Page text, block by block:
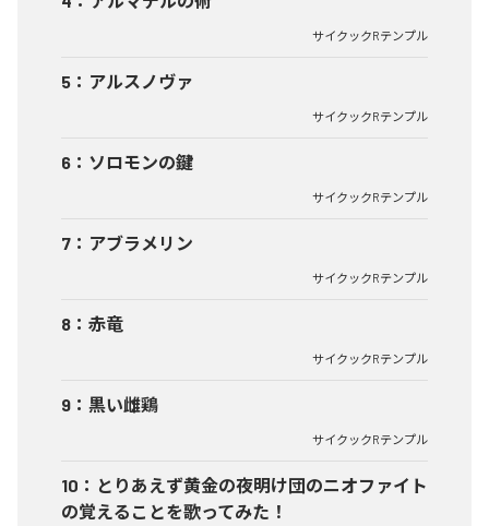
サイクックRテンプル
5 ： アルスノヴァ
サイクックRテンプル
6 ： ソロモンの鍵
サイクックRテンプル
7 ： アブラメリン
サイクックRテンプル
8 ： 赤竜
サイクックRテンプル
9 ： 黒い雌鶏
サイクックRテンプル
10 ： とりあえず黄金の夜明け団のニオファイト
の覚えることを歌ってみた！